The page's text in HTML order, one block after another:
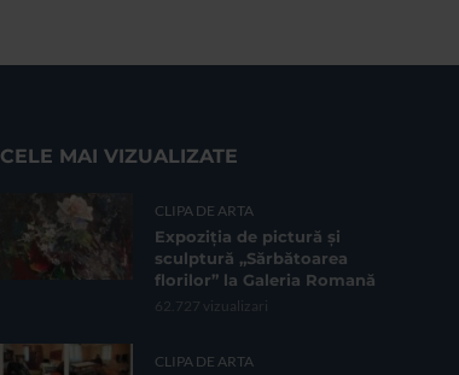
CELE MAI VIZUALIZATE
CLIPA DE ARTA
Expoziția de pictură și
sculptură „Sărbătoarea
florilor” la Galeria Romană
62.727 vizualizari
CLIPA DE ARTA